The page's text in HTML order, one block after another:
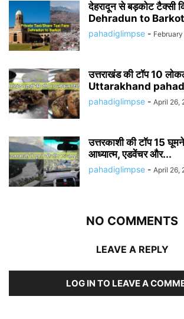
देहरादून से बड़कोट टैक्सी
Dehradun to
pahadiglimpse -
उत्तराखंड की टॉप 10
Uttarakhand
pahadiglimpse - April 26,
उत्तरकाशी की टॉप 15
आध्यात्म, एडवेंचर और...
pahadiglimpse - April 26,
NO COMMENTS
LEAVE A REPLY
LOG IN TO LEAVE A